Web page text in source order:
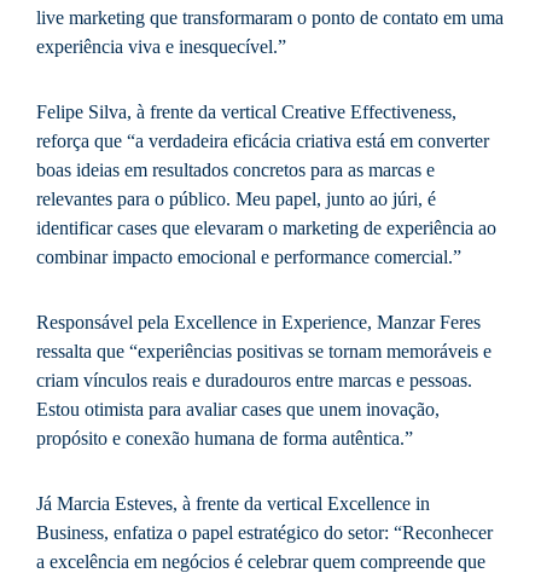
live marketing que transformaram o ponto de contato em uma
experiência viva e inesquecível.”
Felipe Silva, à frente da vertical Creative Effectiveness,
reforça que “a verdadeira eficácia criativa está em converter
boas ideias em resultados concretos para as marcas e
relevantes para o público. Meu papel, junto ao júri, é
identificar cases que elevaram o marketing de experiência ao
combinar impacto emocional e performance comercial.”
Responsável pela Excellence in Experience, Manzar Feres
ressalta que “experiências positivas se tornam memoráveis e
criam vínculos reais e duradouros entre marcas e pessoas.
Estou otimista para avaliar cases que unem inovação,
propósito e conexão humana de forma autêntica.”
Já Marcia Esteves, à frente da vertical Excellence in
Business, enfatiza o papel estratégico do setor: “Reconhecer
a excelência em negócios é celebrar quem compreende que